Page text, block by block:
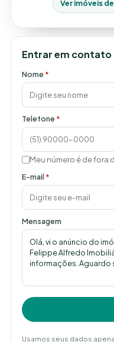
Ver imóveis
Entrar em contato
Nome*
Telefone*
Meu número é de fora
E-mail*
Mensagem
Usamos seus dados